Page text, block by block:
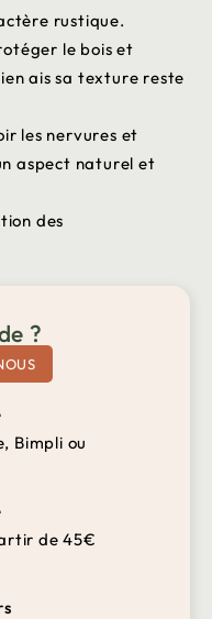
rustique.
le bois et
ais sa texture reste
les nervures et
aspect naturel et
des
?
Bimpli ou
de 45€